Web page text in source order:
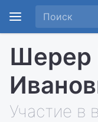
Шерер
Участие в